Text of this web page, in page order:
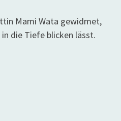
Mami Wata gewidmet,
die Tiefe blicken lässt.